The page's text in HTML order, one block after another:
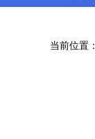
当前位置：